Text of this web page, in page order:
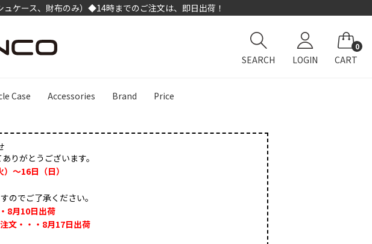
ュケース、財布のみ）◆14時までのご注文は、即日出荷！
SEARCH LOGIN CART
0
Case Accessories Brand Price
りがとうございます。
～16日（日）
のでご了承ください。
8月10日出荷
文・・・8月17日出荷